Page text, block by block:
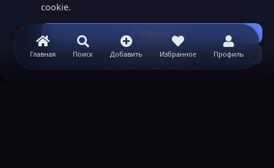
Главная Поиск Добавить Избранное Профиль
cookie.
Принять
Узнать больше...